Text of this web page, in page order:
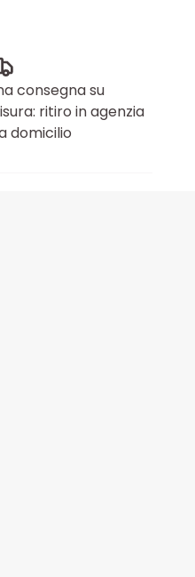
consegna su
ritiro in agenzia
domicilio